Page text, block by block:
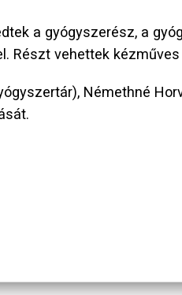
a gyógyszerész, a
Részt vehettek
Némethné